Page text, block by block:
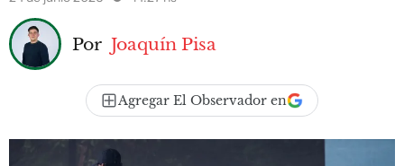
Por Joaquín Pisa
Agregar El Observador en